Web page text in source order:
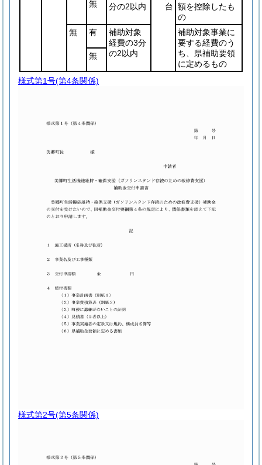
分の2以内
台 額を控除したも
の
無
無 有
補助対象
経費の3分
の2以内
補助対象事業に
要する経費のう
ち、県補助要領
に定めるもの
無
様式第1号(第4条関係)
様式第2号(第5条関係)